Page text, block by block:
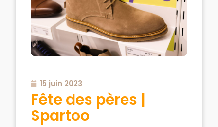
15 juin 2023
Fête des pères |
Spartoo